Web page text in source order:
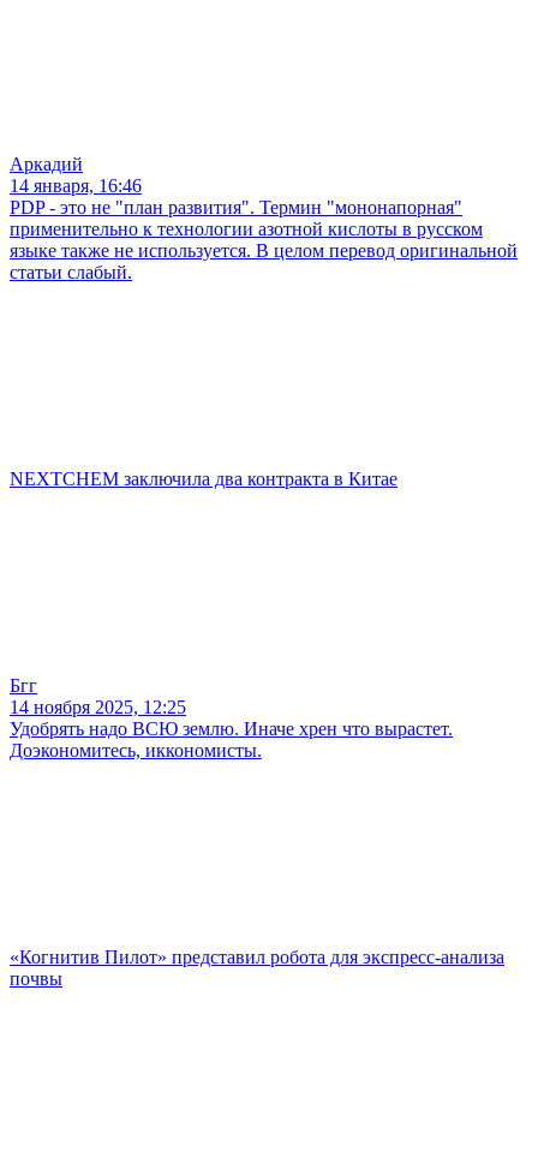
Аркадий
14 января, 16:46
PDP - это не "план развития". Термин "мононапорная"
применительно к технологии азотной кислоты в русском
языке также не используется. В целом перевод оригинальной
статьи слабый.
NEXTCHEM заключила два контракта в Китае
Бгг
14 ноября 2025, 12:25
Удобрять надо ВСЮ землю. Иначе хрен что вырастет.
Доэкономитесь, иккономисты.
«Когнитив Пилот» представил робота для экспресс-анализа
почвы